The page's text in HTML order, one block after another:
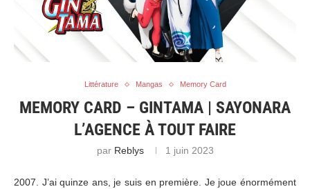
Littérature Mangas Memory Card
MEMORY CARD – GINTAMA | SAYONARA
L’AGENCE À TOUT FAIRE
par Reblys 1 juin 2023
2007. J’ai quinze ans, je suis en première. Je joue énormément